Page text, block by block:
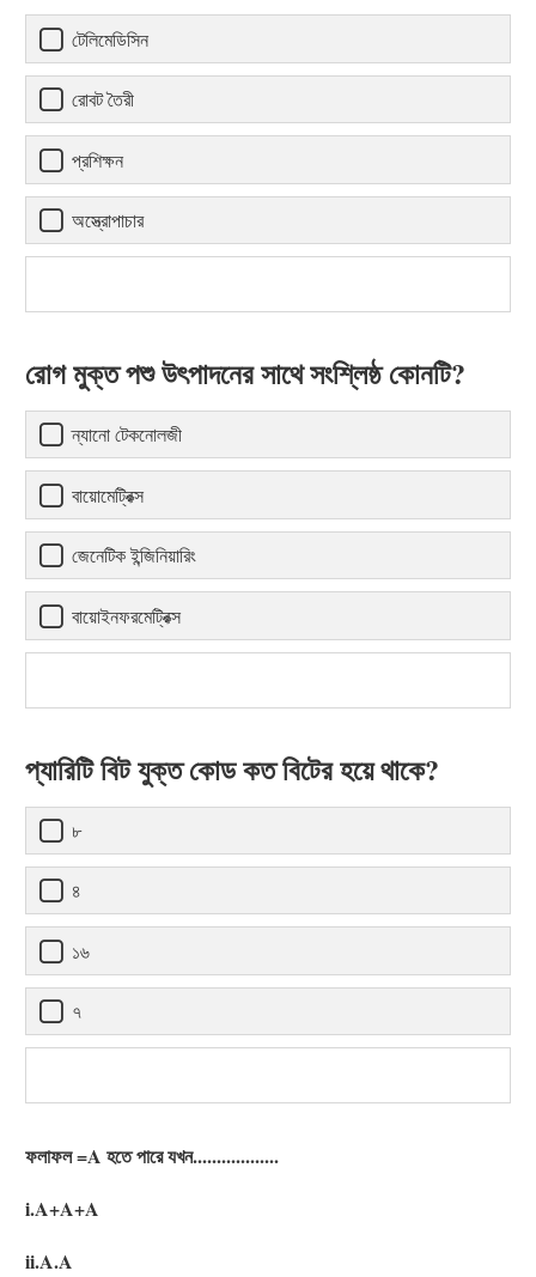
টেলিমেডিসিন
রোবট তৈরী
প্রশিক্ষন
অস্ত্রোপাচার
রোগ মুক্ত পশু উৎপাদনের সাথে সংশ্লিষ্ঠ কোনটি?
ন্যানো টেকনোলজী
বায়োমেট্রিক্স
জেনেটিক ইন্জিনিয়ারিং
বায়োইনফরমেট্রিক্স
প্যারিটি বিট যুক্ত কোড কত বিটের হয়ে থাকে?
৮
৪
১৬
৭
ফলাফল =A হতে পারে যখন..................
i.A+A+A
ii.A.A